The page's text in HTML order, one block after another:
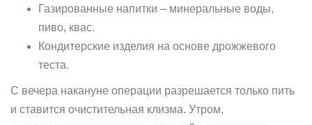
Газированные напитки – минеральные воды,
пиво, квас.
Кондитерские изделия на основе дрожжевого
теста.
С вечера накануне операции разрешается только пить
и ставится очистительная клизма. Утром,